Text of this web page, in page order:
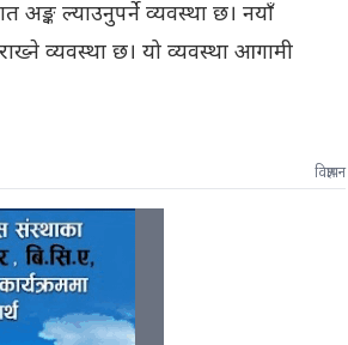
अङ्क ल्याउनुपर्ने व्यवस्था छ। नयाँ
व्यवस्था छ। यो व्यवस्था आगामी
विज्ञापन